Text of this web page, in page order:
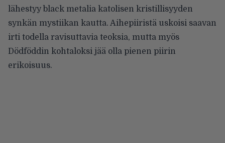
lähestyy black metalia katolisen kristillisyyden
synkän mystiikan kautta. Aihepiiristä uskoisi saavan
irti todella ravisuttavia teoksia, mutta myös
Dödföddin kohtaloksi jää olla pienen piirin
erikoisuus.